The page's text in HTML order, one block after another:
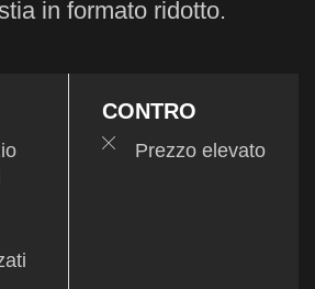
in formato ridotto.
CONTRO
Prezzo elevato